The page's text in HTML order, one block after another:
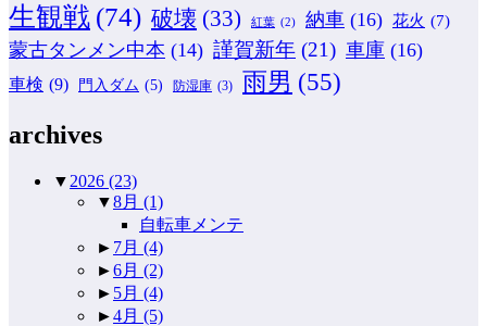
生観戦 (74) 破壊 (33) 紅葉 (2) 納車 (16) 花火 (7)
蒙古タンメン中本 (14) 謹賀新年 (21) 車庫 (16)
車検 (9) 門入ダム (5) 防湿庫 (3) 雨男 (55)
archives
▼ 2026 (23)
▼8月 (1)
自転車メンテ
► 7月 (4)
►6月 (2)
► 5月 (4)
►4月 (5)